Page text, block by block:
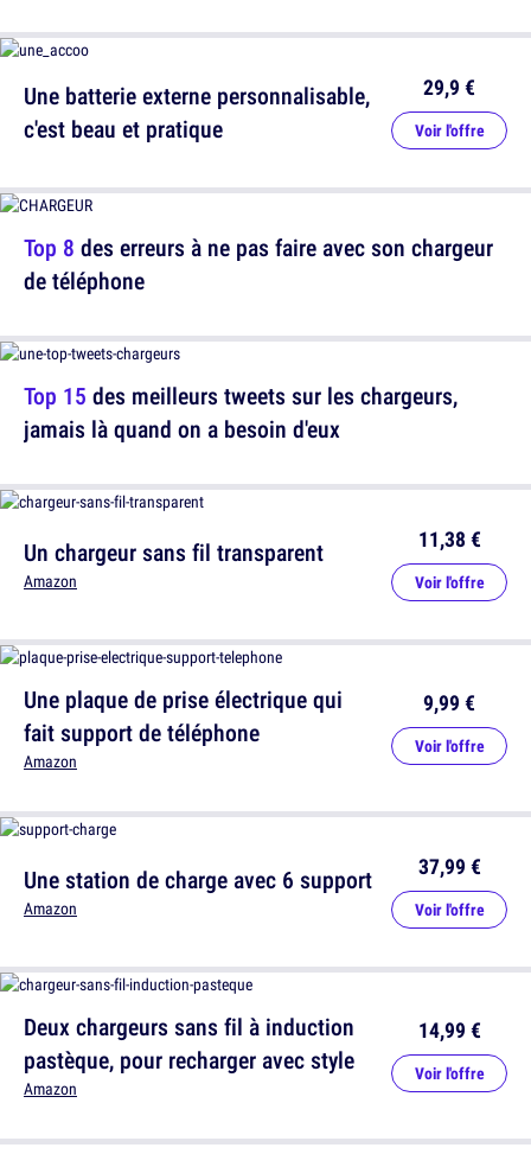
Une batterie externe personnalisable,
c'est beau et pratique
29,9 €
Voir l'offre
Top 15 des meilleurs tweets sur les chargeurs,
jamais là quand on a besoin d'eux
Une plaque de prise électrique qui
fait support de téléphone
Amazon
9,99 €
Voir l'offre
Deux chargeurs sans fil à induction
pastèque, pour recharger avec style
Amazon
14,99 €
Voir l'offre
Top 8 des erreurs à ne pas faire avec son chargeur
de téléphone
Un chargeur sans fil transparent
Amazon
11,38 €
Voir l'offre
Une station de charge avec 6 support
Amazon
37,99 €
Voir l'offre